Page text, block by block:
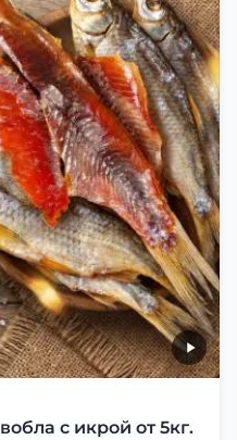
с икрой от 5кг.